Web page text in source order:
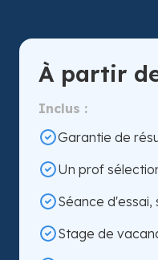
À partir
Inclus :
Garantie de
Un prof
Séance
Stage de